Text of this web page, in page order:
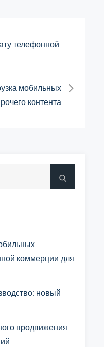
телефонной
мобильных
контента
коммерции для
новый
продвижения